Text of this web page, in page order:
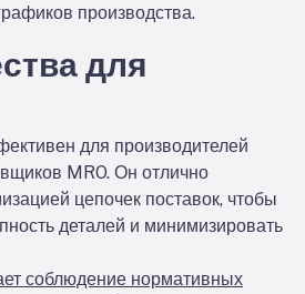
производства.
для
для производителей
MRO. Он отлично
цепочек поставок, чтобы
деталей и минимизировать
соблюдение нормативных